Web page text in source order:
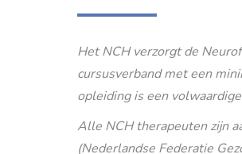
Het NCH verzorgt de
cursusverband met een
opleiding is een
Alle NCH therapeuten zijn
(Nederlandse Federatie